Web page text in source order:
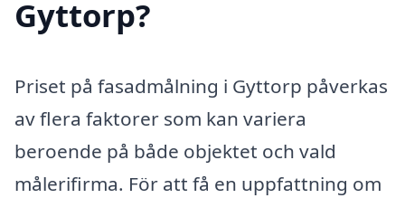
Gyttorp?
Priset på fasadmålning i Gyttorp påverkas
av flera faktorer som kan variera
beroende på både objektet och vald
målerifirma. För att få en uppfattning om